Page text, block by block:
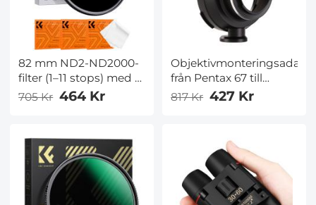
82 mm ND2-ND2000-
filter (1–11 stops) med 3
vakuumrengöringsdukar
705 Kr 464 Kr
från Pentax 67 till
Nikon F med
817 Kr 427 Kr